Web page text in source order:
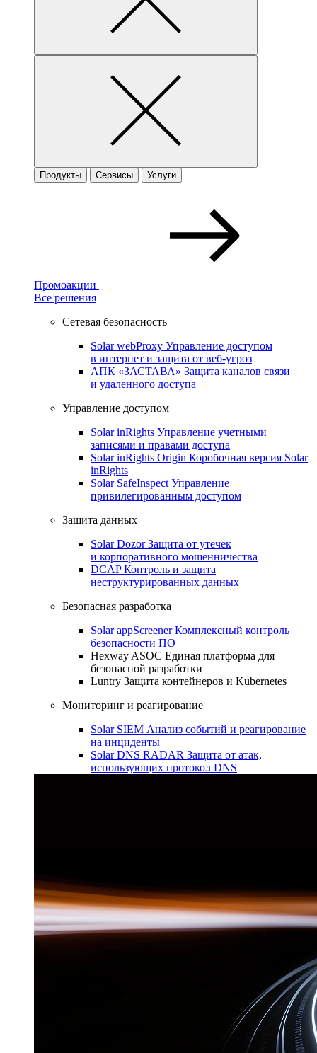
Продукты Сервисы Услуги
Промоакции
Все решения
Сетевая безопасность
Solar webProxy Управление доступом
в интернет и защита от веб-угроз
АПК «ЗАСТАВА» Защита каналов связи
и удаленного доступа
Управление доступом
Solar inRights Управление учетными
записями и правами доступа
Solar inRights Origin Коробочная версия Solar
inRights
Solar SafeInspect Управление
привилегированным доступом
Защита данных
Solar DozorЗащита от утечек
и корпоративного мошенничества
DCAPКонтроль и защита
неструктурированных данных
Безопасная разработка
Solar appScreenerКомплексный контроль
безопасности ПО
Hexway ASOC Единая платформа для
безопасной разработки
Luntry Защита контейнеров и Kubernetes
Мониторинг и реагирование
Solar SIEM Анализ событий и реагирование
на инциденты
Solar DNS RADAR Защита от атак,
использующих протокол DNS